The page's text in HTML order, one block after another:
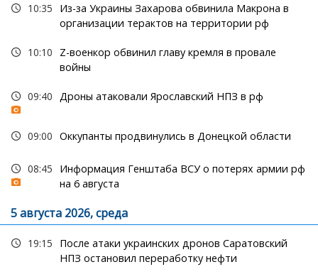
10:35
Из-за Украины Захарова обвинила Макрона в
организации терактов на территории рф
10:10
Z-военкор обвинил главу кремля в провале
войны
09:40 Дроны атаковали Ярославский НПЗ в рф
09:00 Оккупанты продвинулись в Донецкой области
08:45
Информация Генштаба ВСУ о потерях армии рф
на 6 августа
5 августа 2026, среда
19:15
После атаки украинских дронов Саратовский
НПЗ остановил переработку нефти